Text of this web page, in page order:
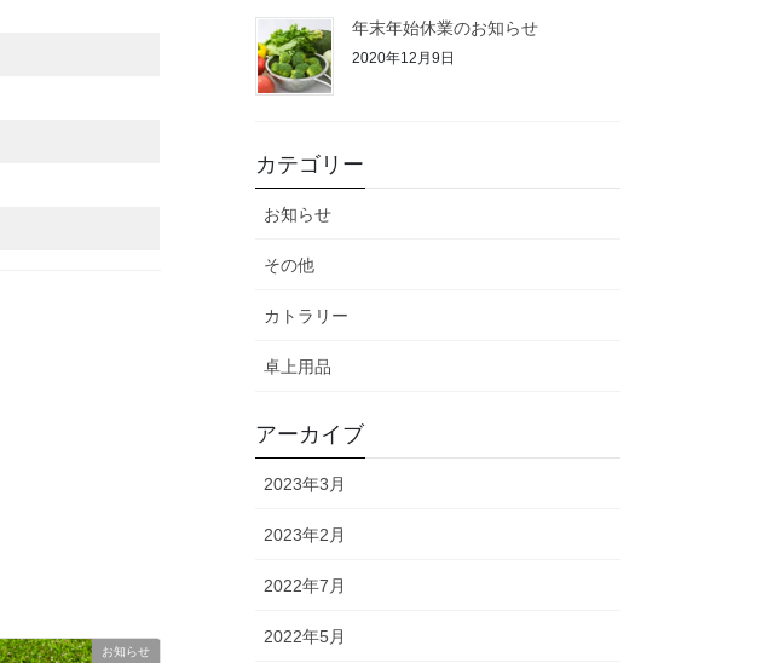
お知らせ
年末年始休業のお知らせ
2020年12月9日
カテゴリー
お知らせ
その他
カトラリー
卓上用品
アーカイブ
2023年3月
2023年2月
2022年7月
2022年5月